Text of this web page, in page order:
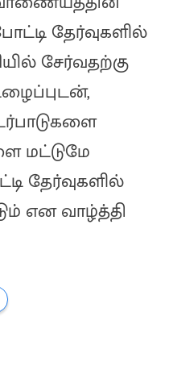
தேர்வுகளில்
சேர்வதற்கு
மட்டுமே
தேர்வுகளில்
என வாழ்த்தி